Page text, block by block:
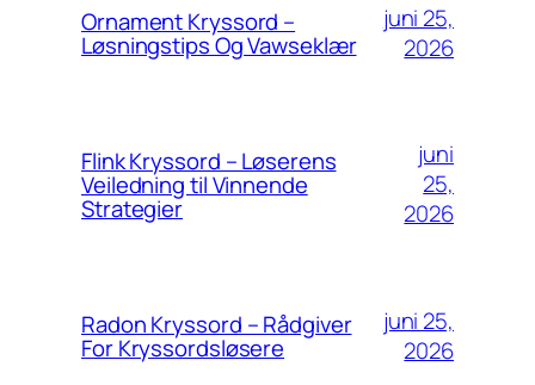
Ornament Kryssord –
Løsningstips Og Vawseklær
juni 25,
2026
Flink Kryssord – Løserens
Veiledning til Vinnende
Strategier
juni
25,
2026
Radon Kryssord – Rådgiver
For Kryssordsløsere
juni 25,
2026